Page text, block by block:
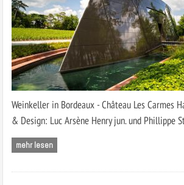
Weinkeller in Bordeaux - Château Les Carmes
& Design: Luc Arsène Henry jun. und Phillippe
mehr lesen